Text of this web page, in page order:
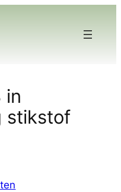
in
stikstof